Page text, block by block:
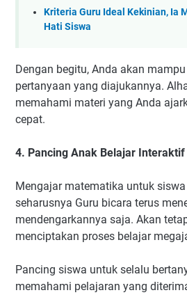
Kriteria Guru Ideal Kekinian, Ia
Hati Siswa
Dengan begitu, Anda akan
pertanyaan yang diajukannya.
memahami materi yang Anda
cepat.
4. Pancing Anak Belajar Interaktif
Mengajar matematika untuk
seharusnya Guru bicara terus
mendengarkannya saja. Akan
menciptakan proses belajar
Pancing siswa untuk selalu
memahami pelajaran yang